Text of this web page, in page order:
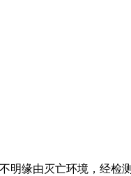
缘由灭亡环境，经检